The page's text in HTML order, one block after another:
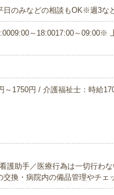
のみなどの相談もOK※週3な
～18:0017:00～09:00※
～1750円 / 介護福祉士：時給
護助手／医療行為は一切行わ
換・病院内の備品管理やチェ